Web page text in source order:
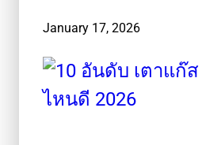
January 17, 2026